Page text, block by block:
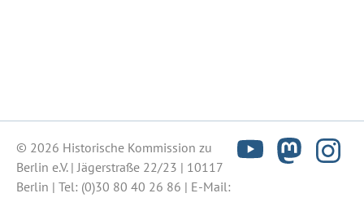
© 2026 Historische Kommission zu
Berlin e.V. | Jägerstraße 22/23 | 10117
Berlin | Tel: (0)30 80 40 26 86 | E-Mail: